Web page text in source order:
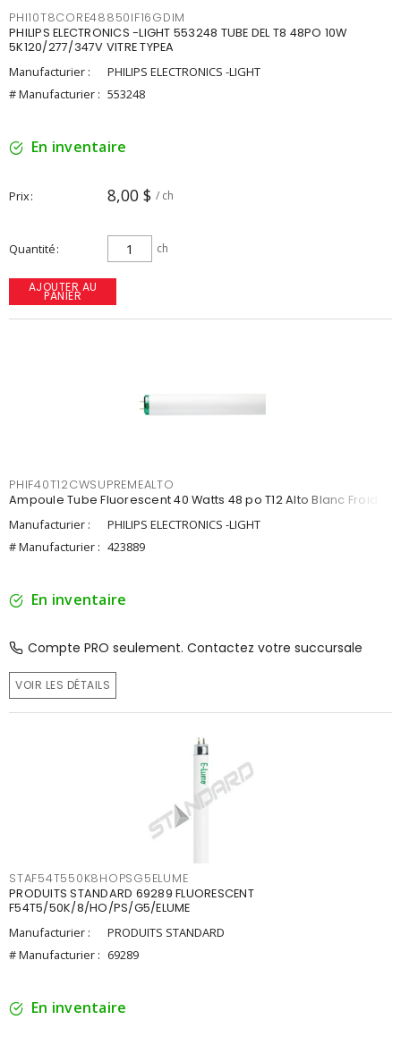
PHI10T8CORE48850IF16GDIM
PHILIPS ELECTRONICS -LIGHT 553248 TUBE DEL T8 48PO 10W
5K120/277/347V VITRE TYPEA
Manufacturier :
PHILIPS ELECTRONICS -LIGHT
# Manufacturier : 553248
En inventaire
Prix 8,00 $ / ch
Quantité ch
AJOUTER AU
PANIER
PHIF40T12CWSUPREMEALTO
Ampoule Tube Fluorescent 40 Watts 48 po T12 Alto Blanc Froid
Manufacturier :
PHILIPS ELECTRONICS -LIGHT
# Manufacturier : 423889
En inventaire
Compte PRO seulement. Contactez votre succursale
VOIR LES DÉTAILS
STAF54T550K8HOPSG5ELUME
PRODUITS STANDARD 69289 FLUORESCENT
F54T5/50K/8/HO/PS/G5/ELUME
Manufacturier :
PRODUITS STANDARD
# Manufacturier : 69289
En inventaire